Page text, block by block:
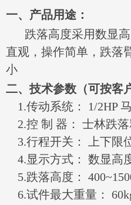
一、产品用途：
跌落高度采用数显
直观，操作简单，跌落
小
二、技术参数（可按客
1.传动系统： 1/2HP
2.控 制 器： 士林跌
3.行程开关： 上下限
4.显示方式： 数显高
5.跌落高度：
6.试件最大重量：